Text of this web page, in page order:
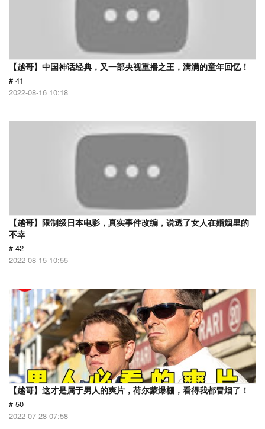
【越哥】中国神话经典，又一部央视重播之王，满满的童年回忆！
# 41
2022-08-16 10:18
【越哥】限制级日本电影，真实事件改编，说透了女人在婚姻里的
不幸
# 42
2022-08-15 10:55
【越哥】这才是属于男人的爽片，荷尔蒙爆棚，看得我都冒烟了！
# 50
2022-07-28 07:58